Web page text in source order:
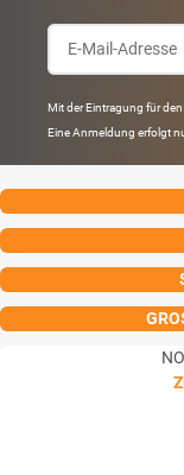
Mit der Eintragung für
Eine Anmeldung erfolgt